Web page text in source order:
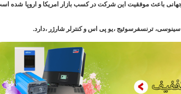
باعث موفقیت این شرکت در کسب بازار امریکا و اروپا شده
سینوسی، ترنسفرسوئیج ،یو پی اس و کنترلر شارژر ،دارد.